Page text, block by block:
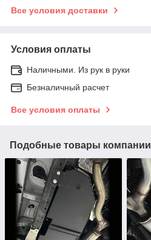
Все условия доставки
Условия оплаты
Наличными. Из рук в руки
Безналичный расчет
Все условия оплаты
Подобные товары компании